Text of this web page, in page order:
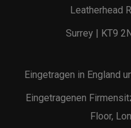
Leatherhead
Surrey | KT9
Eingetragen in England
Eingetragenen
Floor,